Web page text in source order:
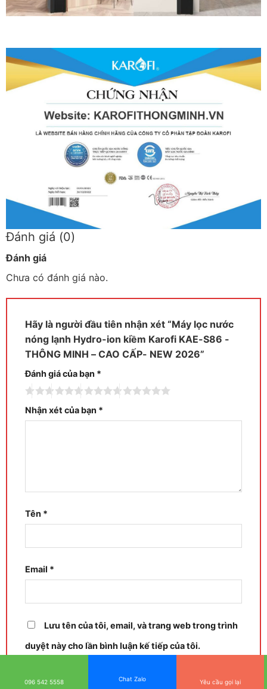
Đánh giá (0)
Đánh giá
Chưa có đánh giá nào.
Hãy là người đầu tiên nhận xét “Máy lọc nước
nóng lạnh Hydro-ion kiềm Karofi KAE-S86 -
THÔNG MINH – CAO CẤP- NEW 2026”
Đánh giá của bạn *
Nhận xét của bạn *
Tên *
Email *
Lưu tên của tôi, email, và trang web trong trình
duyệt này cho lần bình luận kế tiếp của tôi.
096 542 5558 Chat Zalo Yêu cầu gọi lại